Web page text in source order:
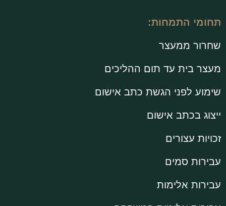
תחומי התמחות:
שחרור ממעצר
מעצר בית עד תום ההליכים
שימוע לפני הגשת כתב אישום
ייצוג בכתב אישום
זכויות עצורים
עבירות סמים
עבירות אלימות